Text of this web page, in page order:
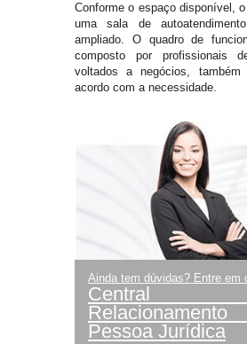
Conforme o espaço disponível,
uma sala de
ampliado. O quadro de
composto por profissionais
voltados a negócios,
acordo com a necessidade.
Ainda tem dúvidas? Entre em
Relacionamento
Pessoa Jurídica